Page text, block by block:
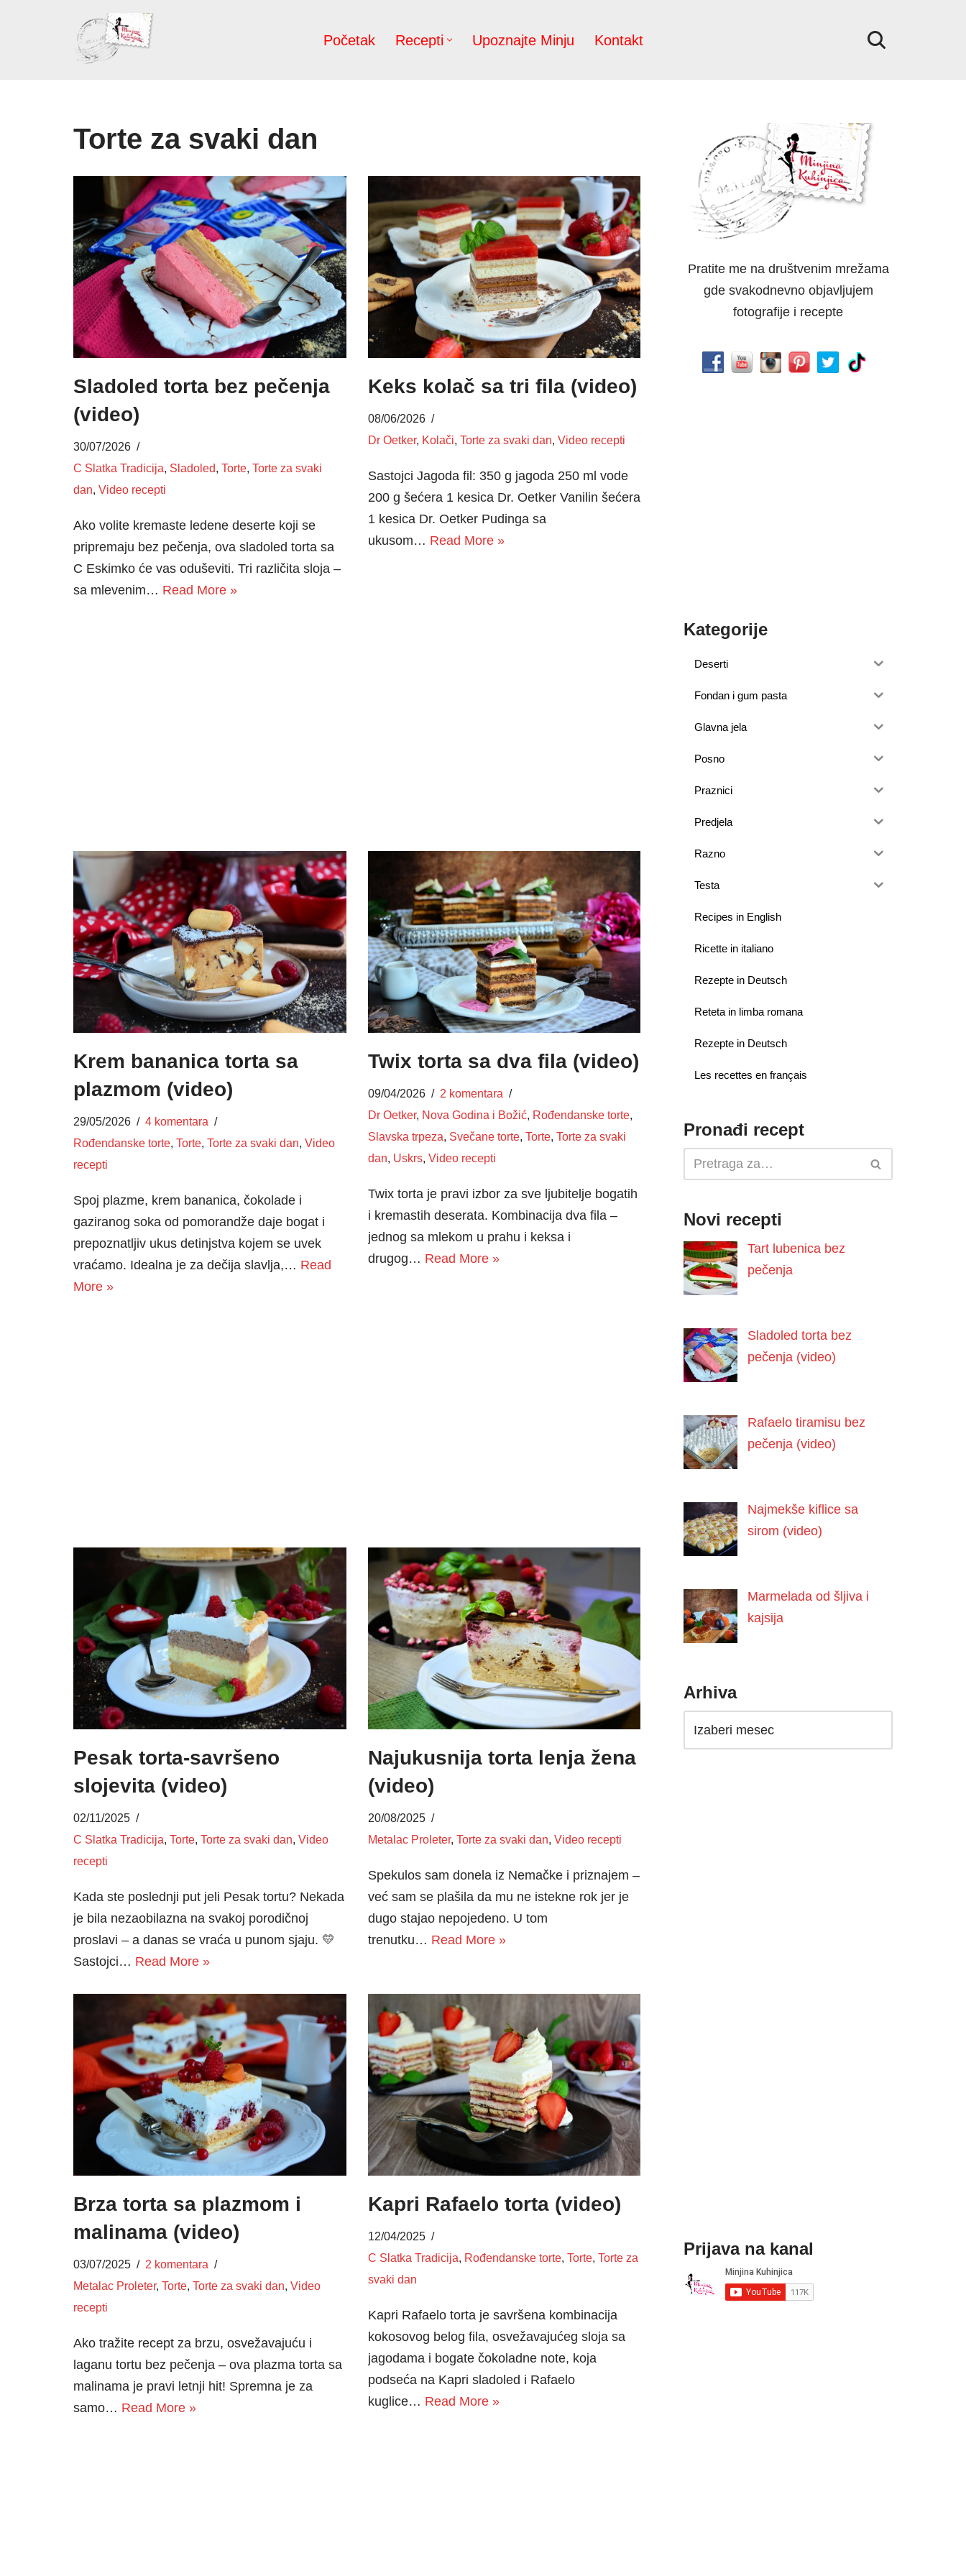
Početak Recepti Upoznajte Minju Kontakt
Torte za svaki dan
Sladoled torta bez pečenja
(video)
30/07/2026
C Slatka Tradicija, Sladoled, Torte, Torte za svaki
dan, Video recepti
Ako volite kremaste ledene deserte koji se
pripremaju bez pečenja, ova sladoled torta sa
C Eskimko će vas oduševiti. Tri različita sloja –
sa mlevenim… Read More »
Keks kolač sa tri fila (video)
08/06/2026
Dr Oetker, Kolači, Torte za svaki dan, Video recepti
Sastojci Jagoda fil: 350 g jagoda 250 ml vode
200 g šećera 1 kesica Dr. Oetker Vanilin šećera
1 kesica Dr. Oetker Pudinga sa
ukusom… Read More »
Krem bananica torta sa
plazmom (video)
29/05/2026
4 komentara
Rođendanske torte, Torte, Torte za svaki dan, Video
recepti
Spoj plazme, krem bananica, čokolade i
gaziranog soka od pomorandže daje bogat i
prepoznatljiv ukus detinjstva kojem se uvek
vraćamo. Idealna je za dečija slavlja,… Read
More »
Twix torta sa dva fila (video)
09/04/2026
2 komentara
Dr Oetker, Nova Godina i Božić, Rođendanske torte,
Slavska trpeza, Svečane torte, Torte, Torte za svaki
dan, Uskrs, Video recepti
Twix torta je pravi izbor za sve ljubitelje bogatih
i kremastih deserata. Kombinacija dva fila –
jednog sa mlekom u prahu i keksa i
drugog… Read More »
Pesak torta-savršeno
slojevita (video)
02/11/2025
C Slatka Tradicija, Torte, Torte za svaki dan, Video
recepti
Kada ste poslednji put jeli Pesak tortu? Nekada
je bila nezaobilazna na svakoj porodičnoj
proslavi – a danas se vraća u punom sjaju. 💛
Sastojci… Read More »
Najukusnija torta lenja žena
(video)
20/08/2025
Metalac Proleter, Torte za svaki dan, Video recepti
Spekulos sam donela iz Nemačke i priznajem –
već sam se plašila da mu ne istekne rok jer je
dugo stajao nepojedeno. U tom
trenutku… Read More »
Brza torta sa plazmom i
malinama (video)
03/07/2025
2 komentara
Metalac Proleter, Torte, Torte za svaki dan, Video
recepti
Ako tražite recept za brzu, osvežavajuću i
laganu tortu bez pečenja – ova plazma torta sa
malinama je pravi letnji hit! Spremna je za
samo… Read More »
Kapri Rafaelo torta (video)
12/04/2025
C Slatka Tradicija, Rođendanske torte, Torte, Torte za
svaki dan
Kapri Rafaelo torta je savršena kombinacija
kokosovog belog fila, osvežavajućeg sloja sa
jagodama i bogate čokoladne note, koja
podseća na Kapri sladoled i Rafaelo
kuglice… Read More »
Pratite me na društvenim mrežama
gde svakodnevno objavljujem
fotografije i recepte
Kategorije
Deserti
Fondan i gum pasta
Glavna jela
Posno
Praznici
Predjela
Razno
Testa
Recipes in English
Ricette in italiano
Rezepte in Deutsch
Reteta in limba romana
Rezepte in Deutsch
Les recettes en français
Pronađi recept
Novi recepti
Tart lubenica bez
pečenja
Sladoled torta bez
pečenja (video)
Rafaelo tiramisu bez
pečenja (video)
Najmekše kiflice sa
sirom (video)
Marmelada od šljiva i
kajsija
Arhiva
Prijava na kanal